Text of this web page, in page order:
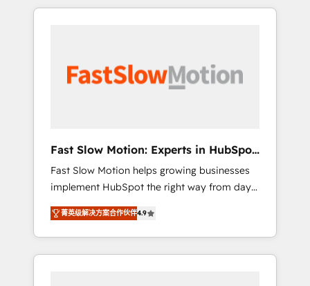
Implementation, Data Migration & Custom
messy data, and disconnected teams getting
so it actually drives revenue, not just reports
reporting - Workflow automation and data
clean-up - Sales enablement and team
training - Ongoing optimisation and RevOps
support Based in Leeds and London, we
partner with SMEs across the UK who are
ready to turn HubSpot into the growth
engine it’s meant to be.
Fast Slow Motion: Experts in HubSpot
& Salesforce
Fast Slow Motion helps growing businesses
implement HubSpot the right way from day
one — with the flexibility to scale as
complexity increases. Highly certified in both
HubSpot and Salesforce, we bring deep
experience in CRM implementation,
菁英级解决方案合作伙伴4.9